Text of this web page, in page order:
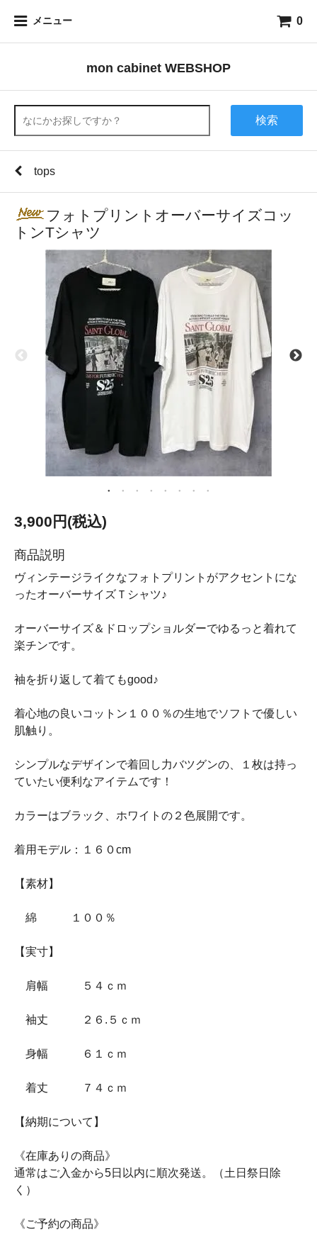
メニュー 0
mon cabinet WEBSHOP
検索
tops
フォトプリントオーバーサイズコッ
トンTシャツ
3,900円(税込)
商品説明
ヴィンテージライクなフォトプリントがアクセントにな
ったオーバーサイズＴシャツ♪
オーバーサイズ＆ドロップショルダーでゆるっと着れて
楽チンです。
袖を折り返して着てもgood♪
着心地の良いコットン１００％の生地でソフトで優しい
肌触り。
シンプルなデザインで着回し力バツグンの、１枚は持っ
ていたい便利なアイテムです！
カラーはブラック、ホワイトの２色展開です。
着用モデル：１６０cm
【素材】
綿 １００％
【実寸】
肩幅 ５４ｃｍ
袖丈 ２６.５ｃｍ
身幅 ６１ｃｍ
着丈 ７４ｃｍ
【納期について】
《在庫ありの商品》
通常はご入金から5日以内に順次発送。（土日祭日除
く）
《ご予約の商品》